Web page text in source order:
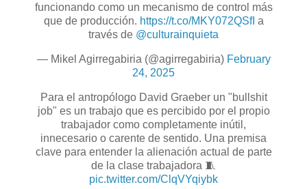
funcionando como un mecanismo de control más
que de producción. https://t.co/MKY072QSfI a
través de @culturainquieta
— Mikel Agirregabiria (@agirregabiria) February
24, 2025
Para el antropólogo David Graeber un "bullshit
job" es un trabajo que es percibido por el propio
trabajador como completamente inútil,
innecesario o carente de sentido. Una premisa
clave para entender la alienación actual de parte
de la clase trabajadora 🧵
pic.twitter.com/ClqVYqiybk